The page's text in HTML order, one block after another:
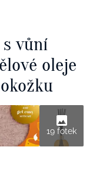
s vůní
oleje
19 fotek